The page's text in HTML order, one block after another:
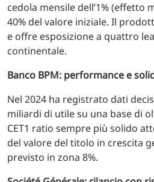
cedola mensile dell’1% (effetto
40% del valore iniziale. Il
e offre esposizione a quattro
continentale.
Banco BPM: performance e
Nel 2024 ha registrato dati
miliardi di utile su una base di
CET1 ratio sempre più solido
del valore del titolo in crescita
previsto in zona 8%.